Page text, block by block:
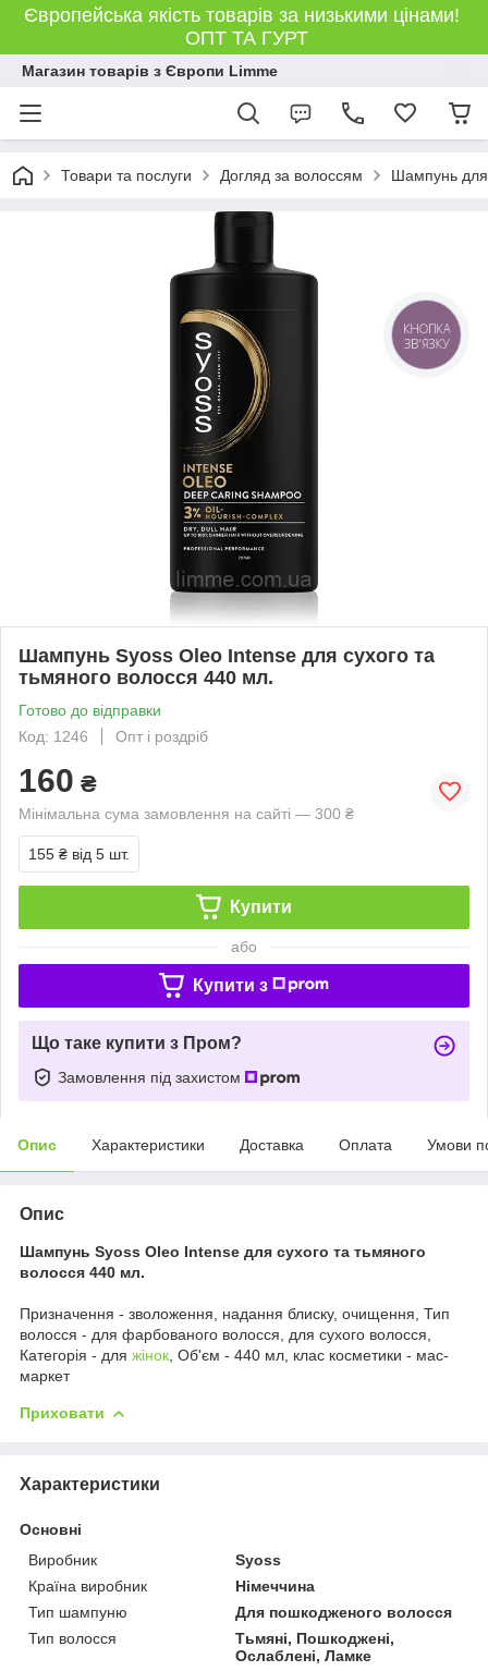
Європейська якість товарів за низькими цінами!
ОПТ ТА ГУРТ
Магазин товарів з Європи Limme
Товари та послуги Догляд за волоссям Шампунь
Шампунь Syoss Oleo Intense для сухого та
тьмяного волосся 440 мл.
Готово до відправки
Код: 1246
Опт і роздріб
160 ₴
Мінімальна сума замовлення на сайті — 300 ₴
155 ₴ від 5 шт.
Купити
або
Купити з
Що таке купити з Пром?
Замовлення під захистом
Опис Характеристики Доставка Оплата Умови
Опис
Шампунь Syoss Oleo Intense для сухого та тьмяного
волосся 440 мл.
Призначення - зволоження, надання блиску, очищення, Тип
волосся - для фарбованого волосся, для сухого волосся,
Категорія - для жінок , Об'єм - 440 мл, клас косметики - мас-
маркет
Приховати
Характеристики
Основні
Виробник
Syoss
Країна виробник
Німеччина
Тип шампуню
Для пошкодженого волосся
Тип волосся
Тьмяні, Пошкоджені,
Ослаблені, Ламке
КНОПКА
ЗВ'ЯЗКУ